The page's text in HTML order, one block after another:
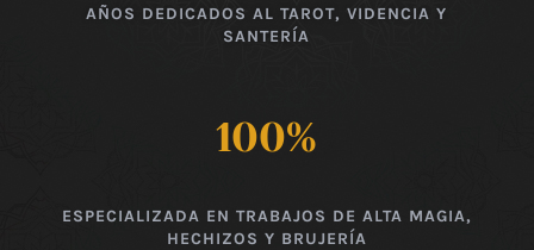
AÑOS DEDICADOS AL TAROT, VIDENCIA Y
SANTERÍA
100%
ESPECIALIZADA EN TRABAJOS DE ALTA MAGIA,
HECHIZOS Y BRUJERÍA